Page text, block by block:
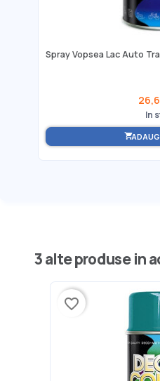
Spray Vopsea Lac Auto
In
shopping_cart
3 alte produse in
favorite_border